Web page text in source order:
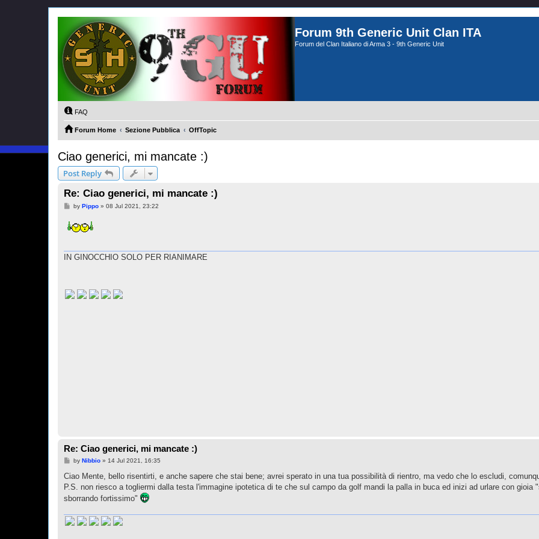
Forum 9th Generic Unit Clan ITA
Forum del Clan Italiano di Arma 3 - 9th Generic Unit
FAQ
Forum Home Sezione Pubblica OffTopic
Ciao generici, mi mancate :)
Post Reply
Re: Ciao generici, mi mancate :)
P
t
by Pippo» 08 Jul 2021, 23:22
IN GINOCCHIO SOLO PER RIANIMARE
Re: Ciao generici, mi mancate :)
P
s
by Nibbio» 14 Jul 2021, 16:35
Ciao Mente, bello risentirti, e anche sapere che stai bene; avrei sperato in una tua possibilità di rientro, ma vedo che lo escludi,
P.S. non riesco a togliermi dalla testa l'immagine ipotetica di te che sul campo da golf mandi la palla in buca ed inizi ad urlare con gioia
sborrando fortissimo"